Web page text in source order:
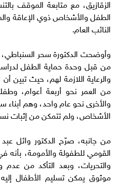
الزقازيق، مع متابعة الموقف
الطفل والأشخاص ذوي الإعاقة
النائب العام.
وأوضحت الدكتورة سحر السنباطي،
من قبل وحدة حماية الطفل
والرعاية اللازمة لهم، حيث تبين
من العمر نحو أربعة أعوام،
والأخرى نحو عام واحد، وهم أبناء
الأشخاص، ولم تتمكن من إثبات
من جانبه، صرّح الدكتور وائل عبد
القومي للطفولة والأمومة، بأنه
والتحريات، وبعد التأكد من
موثوق يمكن تسليم الأطفال